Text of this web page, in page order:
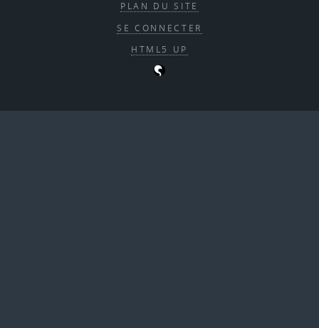
PLAN DU SITE
SE CONNECTER
HTML5 UP